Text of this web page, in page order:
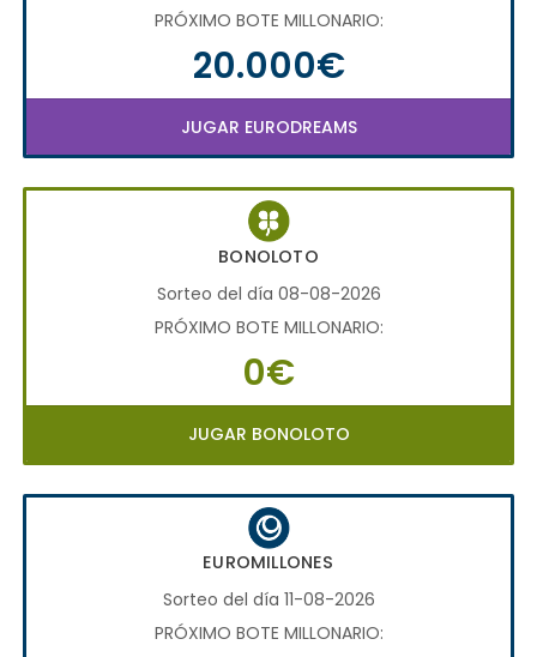
PRÓXIMO BOTE MILLONARIO:
20.000€
JUGAR EURODREAMS
BONOLOTO
Sorteo del día 08-08-2026
PRÓXIMO BOTE MILLONARIO:
0€
JUGAR BONOLOTO
EUROMILLONES
Sorteo del día 11-08-2026
PRÓXIMO BOTE MILLONARIO: